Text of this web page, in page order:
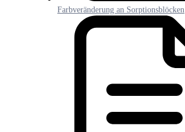
Farbveränderung an Sorptionsblöcken